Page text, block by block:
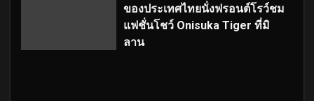
ของประเทศไทยนั่งฟรอนต์โรว์ชม
แฟชั่นโชว์ Onisuka Tiger ที่มิ
ลาน